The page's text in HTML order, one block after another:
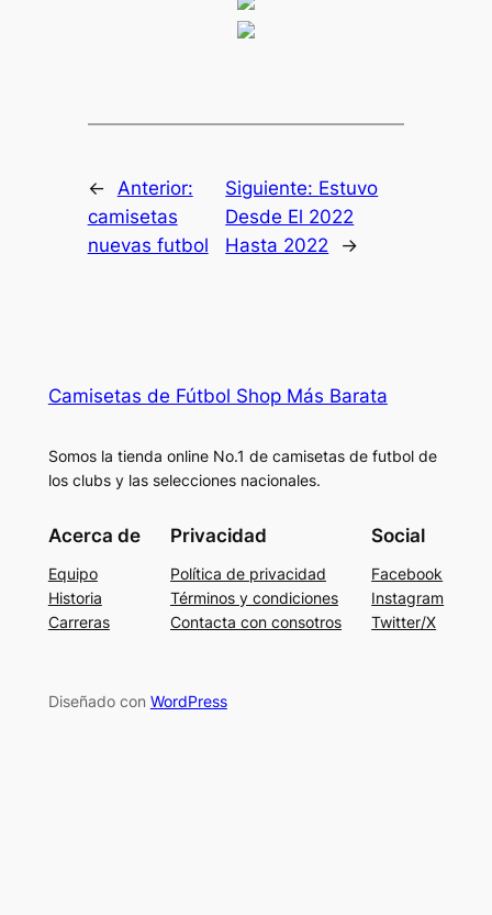
← Anterior:
camisetas
nuevas futbol
Siguiente: Estuvo
Desde El 2022
Hasta 2022
→
Camisetas de Fútbol Shop Más Barata
Somos la tienda online No.1 de camisetas de futbol de
los clubs y las selecciones nacionales.
Acerca de
Equipo
Historia
Carreras
Privacidad
Política de privacidad
Términos y condiciones
Contacta con consotros
Social
Facebook
Instagram
Twitter/X
Diseñado con WordPress